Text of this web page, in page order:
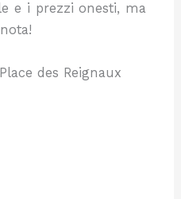
e i prezzi onesti, ma
des Reignaux